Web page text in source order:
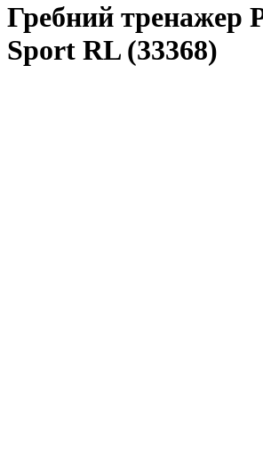
Гребний тренажер
Sport RL (33368)